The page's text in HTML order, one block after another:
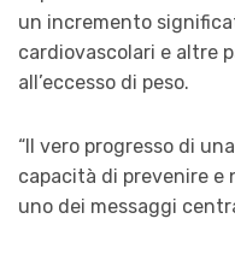
un incremento
cardiovascolari e altre
all’eccesso di peso.
“Il vero progresso di
capacità di prevenire e
uno dei messaggi